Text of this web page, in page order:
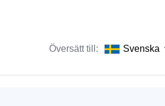
Översätt till: Svenska